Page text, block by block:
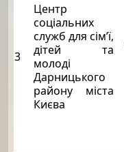
3
Центр
соціальних
служб для сім’ї,
дітей та
молоді
Дарницького
району міста
Києва